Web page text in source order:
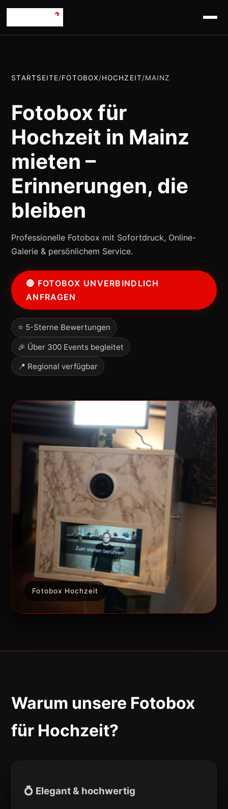
STARTSEITE/FOTOBOX/HOCHZEIT/MAINZ
Fotobox für
Hochzeit in Mainz
mieten –
Erinnerungen, die
bleiben
Professionelle Fotobox mit Sofortdruck, Online-
Galerie & persönlichem Service.
🔴 FOTOBOX UNVERBINDLICH
ANFRAGEN
⭐ 5-Sterne Bewertungen
🎉 Über 300 Events begleitet
📍 Regional verfügbar
Fotobox Hochzeit
Warum unsere Fotobox
für Hochzeit?
💍 Elegant & hochwertig